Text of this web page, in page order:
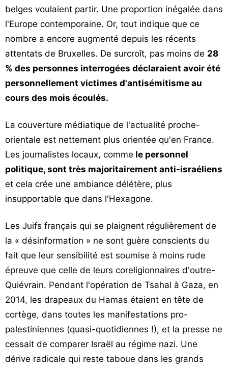
belges voulaient partir. Une proportion inégalée dans
l'Europe contemporaine. Or, tout indique que ce
nombre a encore augmenté depuis les récents
attentats de Bruxelles. De surcroît, pas moins de 28
% des personnes interrogées déclaraient avoir été
personnellement victimes d'antisémitisme au
cours des mois écoulés.
La couverture médiatique de l'actualité proche-
orientale est nettement plus orientée qu'en France.
Les journalistes locaux, comme le personnel
politique, sont très majoritairement anti-israéliens
et cela crée une ambiance délétère, plus
insupportable que dans l'Hexagone.
Les Juifs français qui se plaignent régulièrement de
la « désinformation » ne sont guère conscients du
fait que leur sensibilité est soumise à moins rude
épreuve que celle de leurs coreligionnaires d'outre-
Quiévrain. Pendant l'opération de Tsahal à Gaza, en
2014, les drapeaux du Hamas étaient en tête de
cortège, dans toutes les manifestations pro-
palestiniennes (quasi-quotidiennes !), et la presse ne
cessait de comparer Israël au régime nazi. Une
dérive radicale qui reste taboue dans les grands